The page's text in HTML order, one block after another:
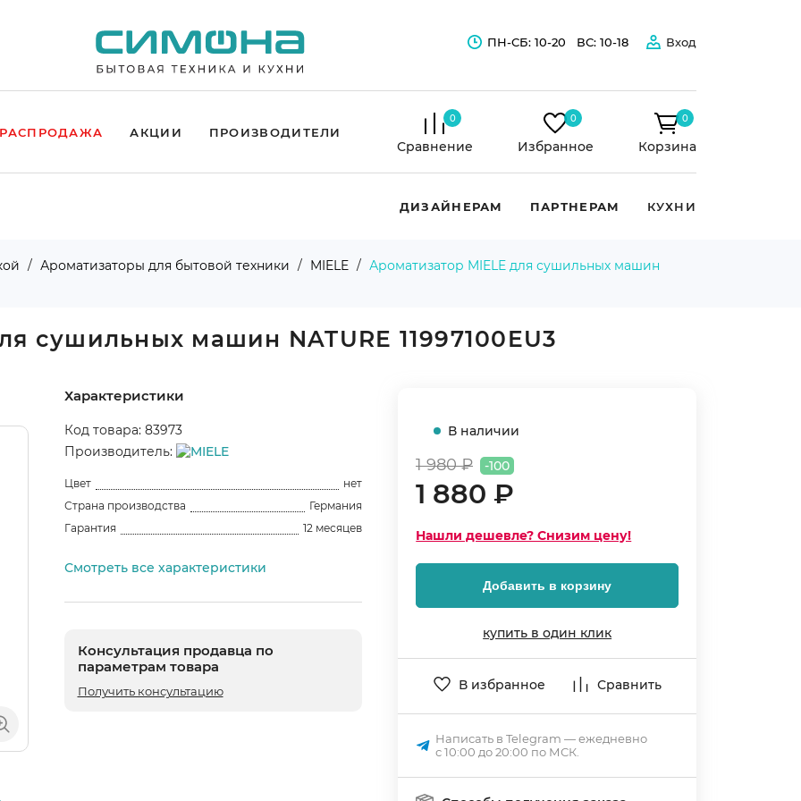
ПН-СБ: 10-20 ВС: 10-18 Вход
РАСПРОДАЖА АКЦИИ ПРОИЗВОДИТЕЛИ
Сравнение
0
Избранное
0
Корзина
0
ДИЗАЙНЕРАМ ПАРТНЕРАМ КУХНИ
Ароматизаторы для бытовой техники MIELE
Ароматизатор MIELE для сушильных машин
сушильных машин NATURE 11997100EU3
В наличии
1 980 ₽ -100
1 880 ₽
Нашли дешевле? Снизим цену!
Добавить в корзину
купить в один клик
В избранное Сравнить
Написать в Telegram — ежедневно
с 10:00 до 20:00 по МСК.
Характеристики
Код товара: 83973
Производитель:
Цвет
нет
Страна производства
Германия
Гарантия
12 месяцев
Смотреть все характеристики
Консультация продавца по
параметрам товара
Получить консультацию